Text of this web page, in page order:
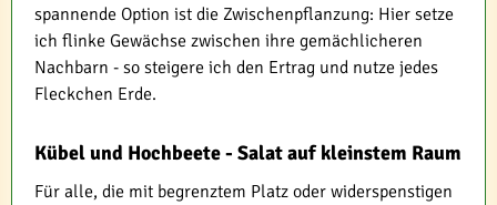
spannende Option ist die Zwischenpflanzung: Hier setze
ich flinke Gewächse zwischen ihre gemächlicheren
Nachbarn - so steigere ich den Ertrag und nutze jedes
Fleckchen Erde.
Kübel und Hochbeete - Salat auf kleinstem Raum
Für alle, die mit begrenztem Platz oder widerspenstigen